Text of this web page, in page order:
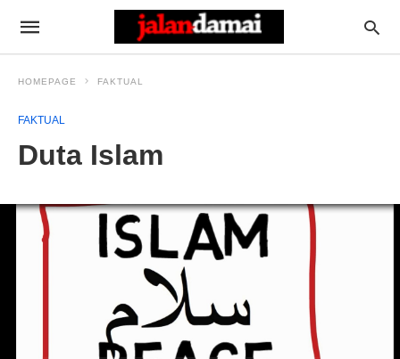
HOMEPAGE FAKTUAL
FAKTUAL
Duta Islam